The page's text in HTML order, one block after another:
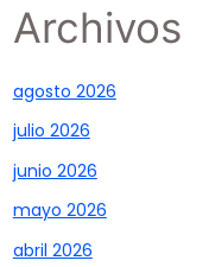
Archivos
agosto 2026
julio 2026
junio 2026
mayo 2026
abril 2026